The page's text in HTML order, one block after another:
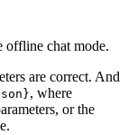
offline chat mode.
are correct. And
, where
or the